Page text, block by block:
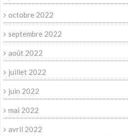
octobre 2022
septembre 2022
août 2022
juillet 2022
juin 2022
mai 2022
avril 2022